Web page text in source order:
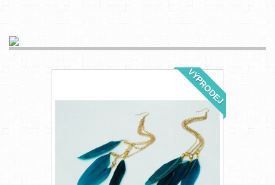
VÝPRODEJ